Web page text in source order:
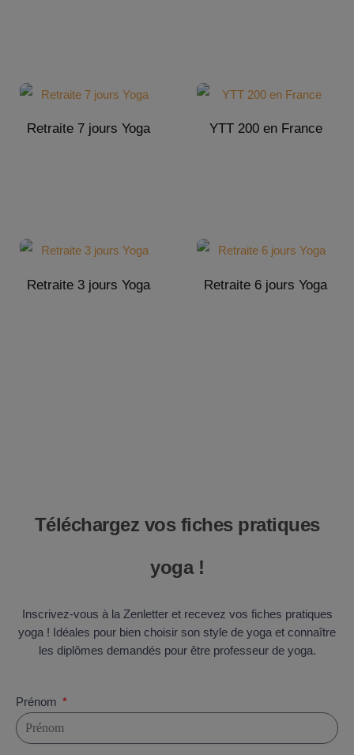
Retraite 7 jours Yoga YTT 200 en France
Retraite 3 jours Yoga Retraite 6 jours Yoga
Téléchargez vos fiches pratiques
yoga !
Inscrivez-vous à la Zenletter et recevez vos fiches pratiques
yoga ! Idéales pour bien choisir son style de yoga et connaître
les diplômes demandés pour être professeur de yoga.
Prénom